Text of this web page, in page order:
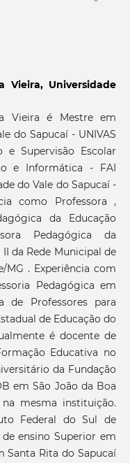
Vieira, Universidade
Vieira é Mestre em
do Sapucaí - UNIVAS
e Supervisão Escolar
e Informática - FAI
do Vale do Sapucaí -
como Professora ,
da Educação
Pedagógica da
da Rede Municipal de
MG . Experiência com
Pedagógica em
de Professores para
de Educação do
é docente de
Educativa no
da Fundação
em São João da Boa
mesma instituição.
Federal do Sul de
ensino Superior em
Santa Rita do Sapucaí